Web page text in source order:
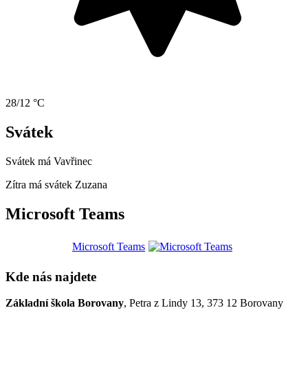
28/12 °C
Svátek
Svátek má Vavřinec
Zítra má svátek Zuzana
Microsoft Teams
Microsoft Teams
Kde nás najdete
Základní škola Borovany, Petra z Lindy 13, 373 12 Borovany